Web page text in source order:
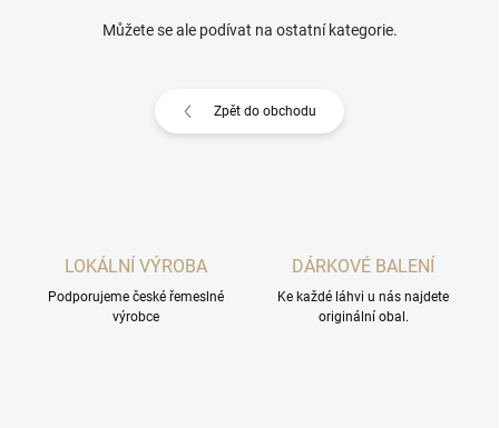
Můžete se ale podívat na ostatní kategorie.
Zpět do obchodu
LOKÁLNÍ VÝROBA
Podporujeme české řemeslné
výrobce
DÁRKOVÉ BALENÍ
Ke každé láhvi u nás najdete
originální obal.